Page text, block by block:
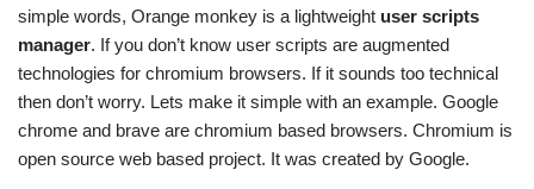
simple words, Orange monkey is a lightweight user scripts
manager. If you don’t know user scripts are augmented
technologies for chromium browsers. If it sounds too technical
then don’t worry. Lets make it simple with an example. Google
chrome and brave are chromium based browsers. Chromium is
open source web based project. It was created by Google.